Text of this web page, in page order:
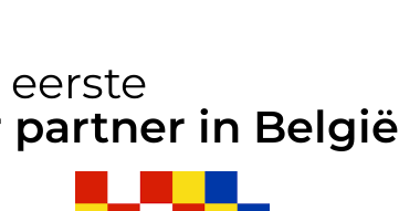
partner in België